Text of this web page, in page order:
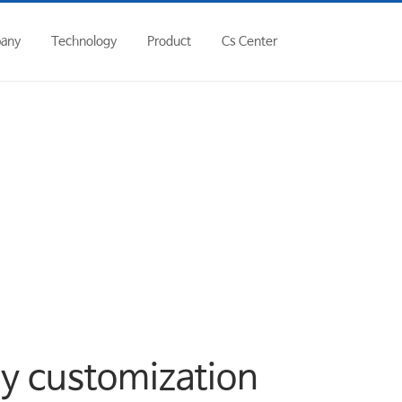
on line146
Technology Product Cs Center
customization